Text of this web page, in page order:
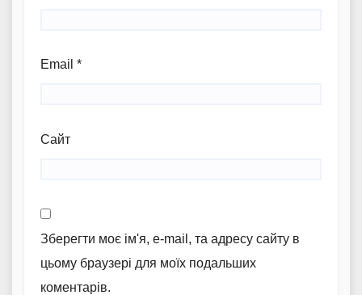
Email *
Сайт
Зберегти моє ім'я, e-mail, та адресу сайту в
цьому браузері для моїх подальших
коментарів.